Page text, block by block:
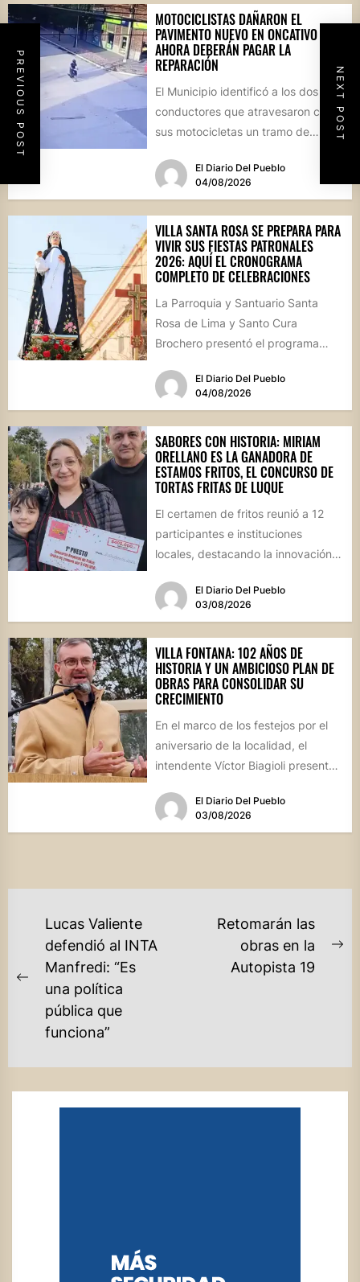
PREVIOUS POST NEXT POST
MOTOCICLISTAS DAÑARON EL
PAVIMENTO NUEVO EN ONCATIVO Y
AHORA DEBERÁN PAGAR LA
REPARACIÓN
El Municipio identificó a los dos
conductores que atravesaron con
sus motocicletas un tramo de
calle...
El Diario Del Pueblo
04/08/2026
VILLA SANTA ROSA SE PREPARA PARA
VIVIR SUS FIESTAS PATRONALES
2026: AQUÍ EL CRONOGRAMA
COMPLETO DE CELEBRACIONES
La Parroquia y Santuario Santa
Rosa de Lima y Santo Cura
Brochero presentó el programa
El Diario Del Pueblo
04/08/2026
SABORES CON HISTORIA: MIRIAM
ORELLANO ES LA GANADORA DE
ESTAMOS FRITOS, EL CONCURSO DE
TORTAS FRITAS DE LUQUE
El certamen de fritos reunió a 12
participantes e instituciones
locales, destacando la innovación
El Diario Del Pueblo
03/08/2026
VILLA FONTANA: 102 AÑOS DE
HISTORIA Y UN AMBICIOSO PLAN DE
OBRAS PARA CONSOLIDAR SU
CRECIMIENTO
En el marco de los festejos por el
aniversario de la localidad, el
intendente Víctor Biagioli presentó
El Diario Del Pueblo
03/08/2026
NAVEGACIÓN
ENTRADAS
Previous
post:
Lucas Valiente
defendió al INTA
Manfredi: “Es
una política
pública que
funciona”
Retomarán las
obras en la
Autopista 19